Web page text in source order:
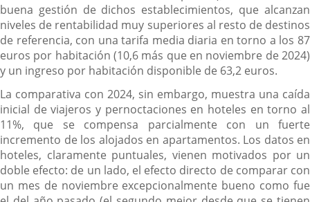
buena gestión de dichos establecimientos, que alcanzan
niveles de rentabilidad muy superiores al resto de destinos
de referencia, con una tarifa media diaria en torno a los 87
euros por habitación (10,6 más que en noviembre de 2024)
y un ingreso por habitación disponible de 63,2 euros.
La comparativa con 2024, sin embargo, muestra una caída
inicial de viajeros y pernoctaciones en hoteles en torno al
11%, que se compensa parcialmente con un fuerte
incremento de los alojados en apartamentos. Los datos en
hoteles, claramente puntuales, vienen motivados por un
doble efecto: de un lado, el efecto directo de comparar con
un mes de noviembre excepcionalmente bueno como fue